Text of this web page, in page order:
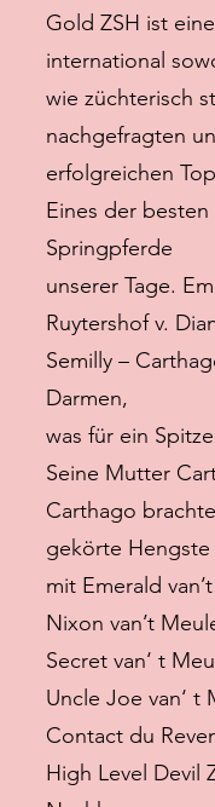
Gold ZSH ist
international
wie züchterisch
nachgefragten
erfolgreichen
Eines der besten
Springpferde
unserer Tage.
Ruytershof v.
Semilly –
Darmen,
was für ein
Seine Mutter
Carthago
gekörte Hengste
mit Emerald
Nixon van’t
Secret van‘ t
Uncle Joe van‘ t
Contact du
High Level Devil